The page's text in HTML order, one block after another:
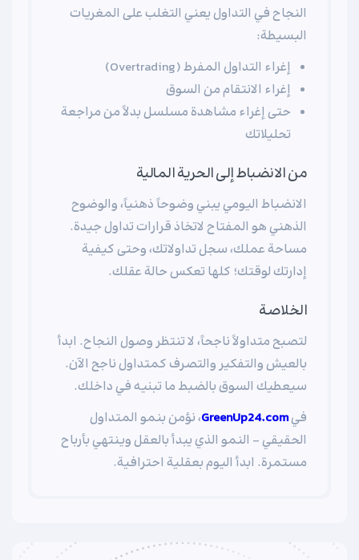
النجاح في التداول يعني التغلب على المغريات
البسيطة:
إغراء التداول المفرط (Overtrading)
إغراء الانتقام من السوق
حتى إغراء مشاهدة مسلسل بدلاً من مراجعة
تحليلاتك
من الانضباط إلى الحرية المالية
الانضباط اليومي يبني وضوحاً ذهنياً، والوضوح
الذهني هو المفتاح لاتخاذ قرارات تداول جيدة.
مساحة عملك، سجل تداولاتك، وحتى كيفية
إدارتك لوقتك؛ كلها تعكس حالة عقلك.
الخلاصة
لتصبح متداولاً ناجحاً، لا تنتظر وصول النجاح. ابدأ
بالعيش والتفكير والتصرف كمتداول ناجح الآن.
سيعطيك السوق بالضبط ما تبنيه في داخلك.
فيGreenUp24.com، نؤمن بنمو المتداول
الحقيقي - النمو الذي يبدأ بالعقل وينتهي بأرباح
مستمرة. ابدأ اليوم بعقلية احترافية.